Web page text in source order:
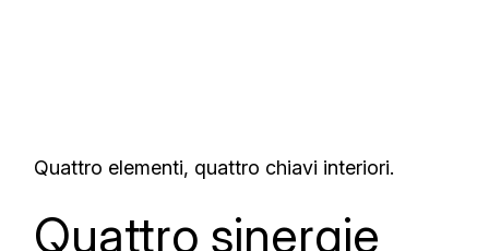
Quattro elementi, quattro chiavi interiori.
Quattro sinergie